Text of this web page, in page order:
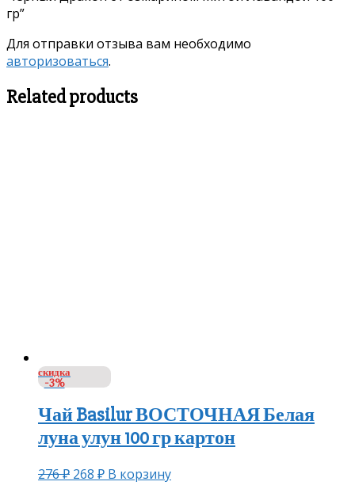
гр”
Для отправки отзыва вам необходимо
авторизоваться.
Related products
скидка
-3%
Чай Basilur ВОСТОЧНАЯ Белая
луна улун 100 гр картон
276₽ 268 ₽ В корзину